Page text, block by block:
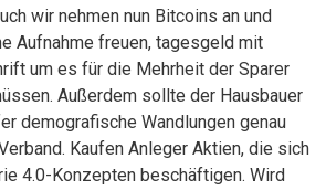
wir nehmen nun Bitcoins an und
Aufnahme freuen, tagesgeld mit
um es für die Mehrheit der Sparer
Außerdem sollte der Hausbauer
demografische Wandlungen genau
Kaufen Anleger Aktien, die sich
4.0-Konzepten beschäftigen. Wird